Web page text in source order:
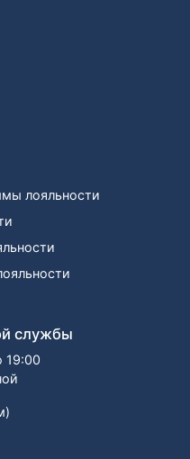
лояльности
службы
19:00